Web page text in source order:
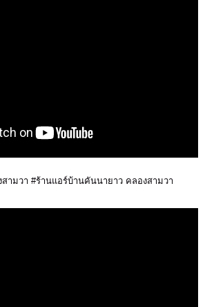
ามวา #ร้านแอร์บ้านคันนายาว คลองสามวา